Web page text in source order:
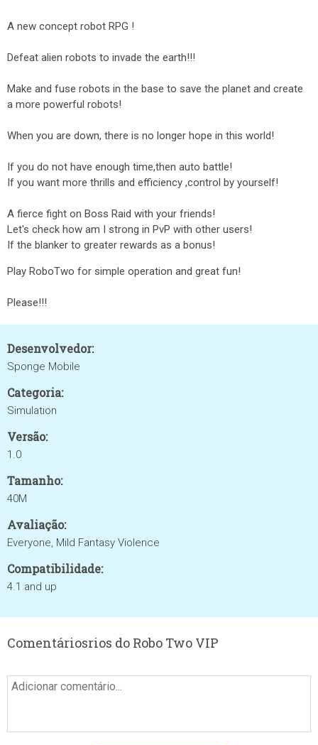
A new concept robot RPG !
Defeat alien robots to invade the earth!!!
Make and fuse robots in the base to save the planet and create
a more powerful robots!
When you are down, there is no longer hope in this world!
If you do not have enough time,then auto battle!
If you want more thrills and efficiency ,control by yourself!
A fierce fight on Boss Raid with your friends!
Let's check how am I strong in PvP with other users!
If the blanker to greater rewards as a bonus!
Play RoboTwo for simple operation and great fun!
Please!!!
Desenvolvedor:
Sponge Mobile
Categoria:
Simulation
Versão:
1.0
Tamanho:
40M
Avaliação:
Everyone, Mild Fantasy Violence
Compatibilidade:
4.1 and up
Comentáriosrios do Robo Two VIP